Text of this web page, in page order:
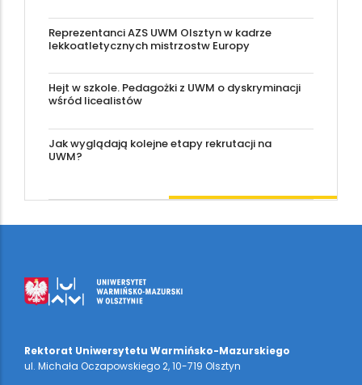
Reprezentanci AZS UWM Olsztyn w kadrze
lekkoatletycznych mistrzostw Europy
Hejt w szkole. Pedagożki z UWM o dyskryminacji
wśród licealistów
Jak wyglądają kolejne etapy rekrutacji na
UWM?
Rektorat Uniwersytetu Warmińsko-Mazurskiego
ul. Michała Oczapowskiego 2, 10-719 Olsztyn